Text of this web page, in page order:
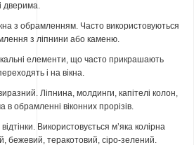
дверима.
з обрамленням. Часто використовуються
з ліпнини або каменю.
елементи, що часто прикрашають
і на вікна.
Ліпнина, молдинги, капітелі колон,
в обрамленні віконних прорізів.
Використовується м’яка колірна
бежевий, теракотовий, сіро-зелений.